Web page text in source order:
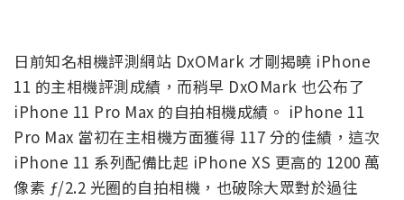
日前知名相機評測網站 DxOMark 才剛揭曉 iPhone
11 的主相機評測成績，而稍早 DxOMark 也公布了
iPhone 11 Pro Max 的自拍相機成績。 iPhone 11
Pro Max 當初在主相機方面獲得 117 分的佳績，這次
iPhone 11 系列配備比起 iPhone XS 更高的 1200 萬
像素 ƒ/2.2 光圈的自拍相機，也破除大眾對於過往